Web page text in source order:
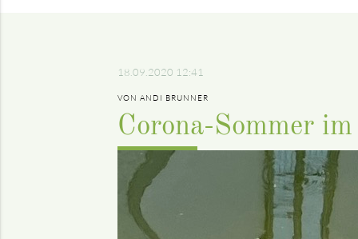
18.09.2020 12:41
VON ANDI BRUNNER
Corona-Sommer